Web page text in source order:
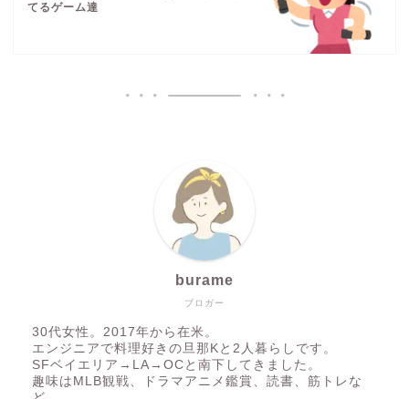
てるゲーム達
ブロガー
burame
30代女性。2017年から在米。
エンジニアで料理好きの旦那Kと2人暮らしです。
SFベイエリア→LA→OCと南下してきました。
趣味はMLB観戦、ドラマアニメ鑑賞、読書、筋トレな